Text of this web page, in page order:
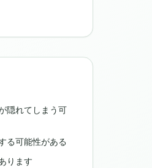
隠れてしまう可
る可能性がある
ります